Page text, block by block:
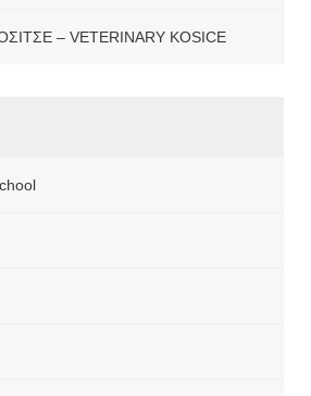
– VETERINARY KOSICE